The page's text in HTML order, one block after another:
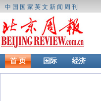
中国国家英文新闻周刊
首 页 国际 经济